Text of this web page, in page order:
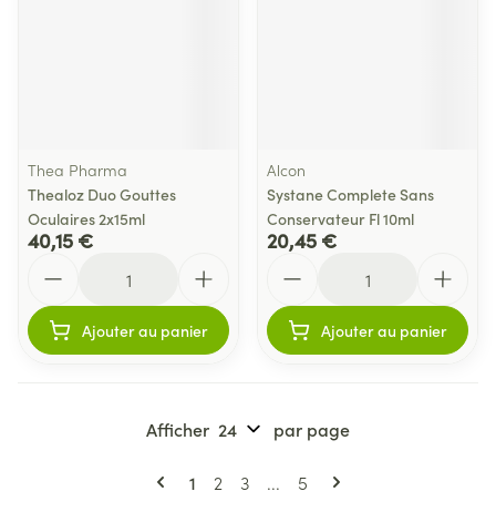
Thea Pharma
Thealoz Duo Gouttes
Oculaires 2x15ml
40,15 €
Ajouter au panier
Alcon
Systane Complete Sans
Conservateur Fl 10ml
20,45 €
Ajouter au panier
Pages
Vous lisez actuellement la page
1 Page
2 Page
3 ... Page
5
Afficher par page